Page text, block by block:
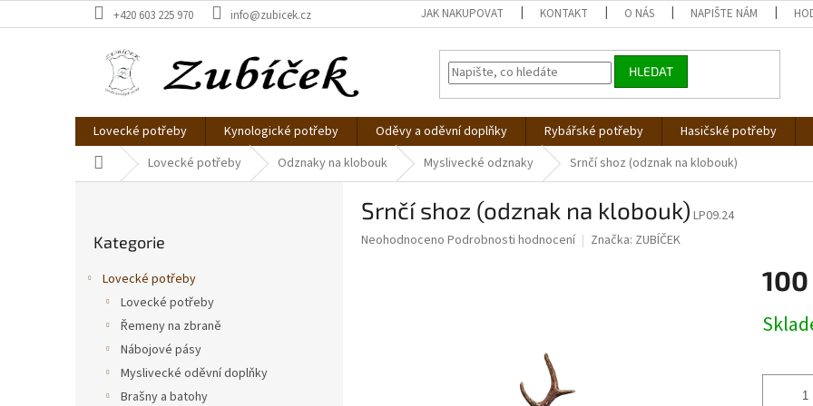
na
+420 603 225 970 info@zubicek.cz JAK NAKUPOVAT KONTAKT O NÁS NAPIŠTE NÁM
HLEDAT
Lovecké potřeby Kynologické potřeby Oděvy a oděvní doplňky Rybářské potřeby Hasičské potřeby
Domů Lovecké potřeby Odznaky na klobouk Myslivecké odznaky Srnčí shoz (odznak na klobouk)
kategorie
Kategorie
Lovecké potřeby
Lovecké potřeby
Řemeny na zbraně
Nábojové pásy
Myslivecké oděvní doplňky
Brašny a batohy
Srnčí shoz (odznak na klobouk) LP09.24
Průměrné
Neohodnoceno Podrobnosti hodnocení Značka: ZUBÍČEK
100
cena: